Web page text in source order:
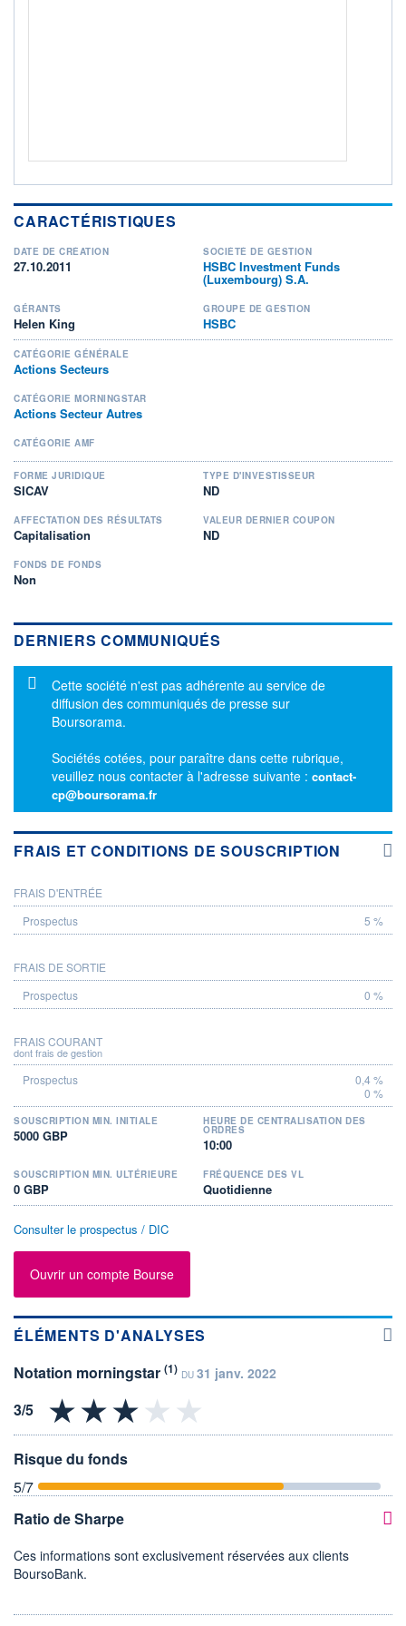
CARACTÉRISTIQUES
DATE DE CRÉATION
27.10.2011
SOCIÉTÉ DE GESTION
HSBC Investment Funds
(Luxembourg) S.A.
GÉRANTS
Helen King
GROUPE DE GESTION
HSBC
CATÉGORIE GÉNÉRALE
Actions Secteurs
CATÉGORIE MORNINGSTAR
Actions Secteur Autres
CATÉGORIE AMF
FORME JURIDIQUE
SICAV
TYPE D'INVESTISSEUR
ND
AFFECTATION DES RÉSULTATS
Capitalisation
VALEUR DERNIER COUPON
ND
FONDS DE FONDS
Non
DERNIERS COMMUNIQUÉS
Message d'information
Cette société n'est pas adhérente au service de
diffusion des communiqués de presse sur
Boursorama.
Sociétés cotées, pour paraître dans cette rubrique,
veuillez nous contacter à l'adresse suivante : contact-
cp@boursorama.fr
FRAIS ET CONDITIONS DE SOUSCRIPTION
PROSPECTUS
FRAIS D'ENTRÉE
5 %
FRAIS DE SORTIE
0 %
FRAIS COURANT
dont frais de gestion
0,4 %
0 %
SOUSCRIPTION MIN. INITIALE
5000 GBP
HEURE DE CENTRALISATION DES
ORDRES
10:00
SOUSCRIPTION MIN. ULTÉRIEURE
0 GBP
FRÉQUENCE DES VL
Quotidienne
Consulter le prospectus / DIC
Ouvrir un compte Bourse
ÉLÉMENTS D'ANALYSES
Notation morningstar (1) DU 31 janv. 2022
Risque du fonds
5/7
Ratio de Sharpe
Ces informations sont exclusivement réservées aux clients
BoursoBank.